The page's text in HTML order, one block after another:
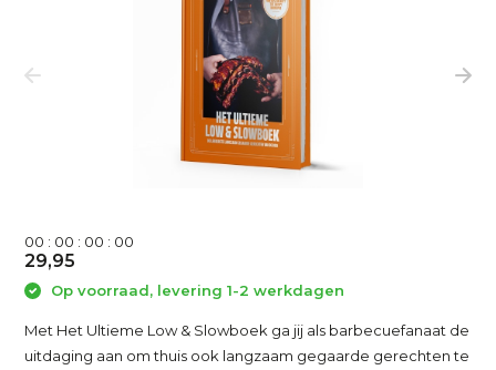
00 : 00 : 00 : 00
29,95
Op voorraad, levering 1-2 werkdagen
Met Het Ultieme Low & Slowboek ga jij als barbecuefanaat de
uitdaging aan om thuis ook langzaam gegaarde gerechten te